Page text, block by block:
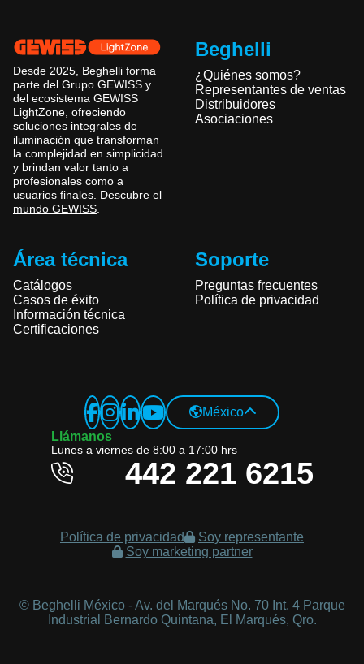
Desde 2025, Beghelli forma
parte del Grupo GEWISS y
del ecosistema GEWISS
LightZone, ofreciendo
soluciones integrales de
iluminación que transforman
la complejidad en simplicidad
y brindan valor tanto a
profesionales como a
usuarios finales. Descubre el
mundo GEWISS.
Beghelli
¿Quiénes somos?
Representantes de ventas
Distribuidores
Asociaciones
Área técnica
Catálogos
Casos de éxito
Información técnica
Certificaciones
Soporte
Preguntas frecuentes
Política de privacidad
MéxicoGlobal Website
Italiano
English
English
Germany
Llámanos
Lunes a viernes de 8:00 a 17:00 hrs
442 221 6215
Política de privacidad
Soy representante
Soy marketing partner
© Beghelli México - Av. del Marqués No. 70 Int. 4 Parque
Industrial Bernardo Quintana, El Marqués, Qro.